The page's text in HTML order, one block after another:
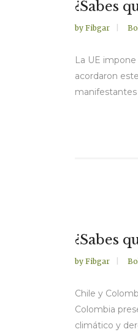
¿Sabes
by Fibgar
La UE
acordaron
manifestantes
¿Sabes
by Fibgar
Chile y
Colombia
climático y